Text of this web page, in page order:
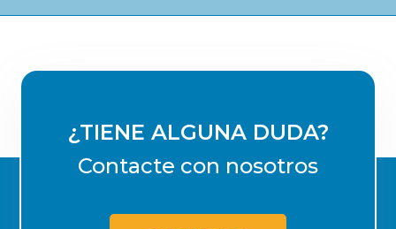
¿TIENE ALGUNA DUDA?
Contacte con nosotros